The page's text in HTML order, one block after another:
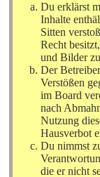
Du erklärst
Inhalte
Sitten
Recht
und Bilder
Der
Verstößen
im Board
nach
Nutzung
Hausverbot
Du nimmst
die er nicht